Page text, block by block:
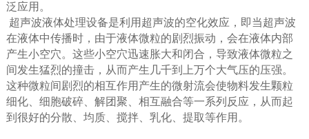
泛应用。
超声波液体处理设备是利用超声波的空化效应，即当超声波
在液体中传播时，由于液体微粒的剧烈振动，会在液体内部
产生小空穴。这些小空穴迅速胀大和闭合，导致液体微粒之
间发生猛烈的撞击，从而产生几千到上万个大气压的压强。
这种微粒间剧烈的相互作用产生的微射流会使物料发生颗粒
细化、细胞破碎、解团聚、相互融合等一系列反应，从而起
到很好的分散、均质、搅拌、乳化、提取等作用。